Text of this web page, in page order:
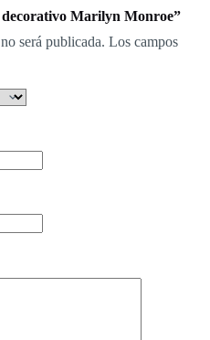
Marilyn Monroe”
será publicada. Los campos